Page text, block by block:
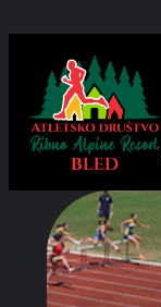
vsebino